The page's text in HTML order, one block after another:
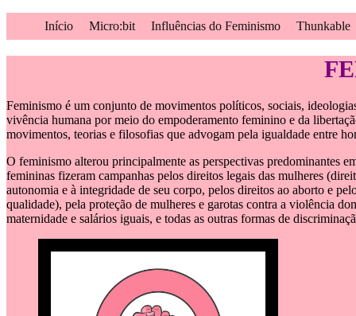
Início Micro:bit Influências do Feminismo Thunkable
Feminismo é um conjunto de movimentos políticos, sociais,
vivência humana por meio do empoderamento feminino e da
movimentos, teorias e filosofias que advogam pela igualdade entre
O feminismo alterou principalmente as perspectivas predominantes
femininas fizeram campanhas pelos direitos legais das mulheres
autonomia e à integridade de seu corpo, pelos direitos ao aborto e
qualidade), pela proteção de mulheres e garotas contra a violência
maternidade e salários iguais, e todas as outras formas de